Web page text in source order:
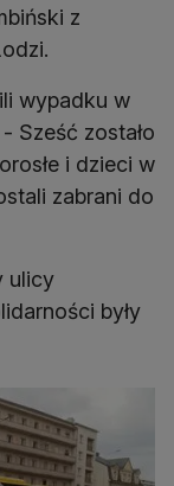
z
wypadku w
Sześć zostało
i dzieci w
zabrani do
ulicy
były